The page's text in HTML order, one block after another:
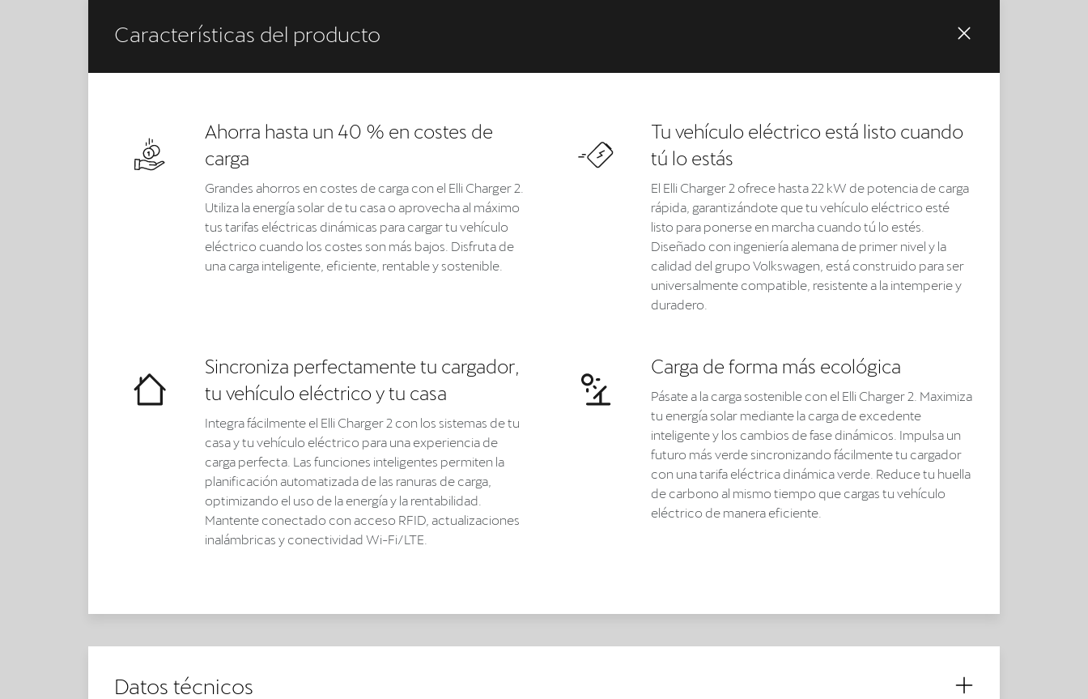
Características del producto
Ahorra hasta un 40 % en costes de
carga
Grandes ahorros en costes de carga con el Elli Charger 2.
Utiliza la energía solar de tu casa o aprovecha al máximo
tus tarifas eléctricas dinámicas para cargar tu vehículo
eléctrico cuando los costes son más bajos. Disfruta de
una carga inteligente, eficiente, rentable y sostenible.
Tu vehículo eléctrico está listo cuando
tú lo estás
El Elli Charger 2 ofrece hasta 22 kW de potencia de carga
rápida, garantizándote que tu vehículo eléctrico esté
listo para ponerse en marcha cuando tú lo estés.
Diseñado con ingeniería alemana de primer nivel y la
calidad del grupo Volkswagen, está construido para ser
universalmente compatible, resistente a la intemperie y
duradero.
Sincroniza perfectamente tu cargador,
tu vehículo eléctrico y tu casa
Integra fácilmente el Elli Charger 2 con los sistemas de tu
casa y tu vehículo eléctrico para una experiencia de
carga perfecta. Las funciones inteligentes permiten la
planificación automatizada de las ranuras de carga,
optimizando el uso de la energía y la rentabilidad.
Mantente conectado con acceso RFID, actualizaciones
inalámbricas y conectividad Wi-Fi/LTE.
Carga de forma más ecológica
Pásate a la carga sostenible con el Elli Charger 2. Maximiza
tu energía solar mediante la carga de excedente
inteligente y los cambios de fase dinámicos. Impulsa un
futuro más verde sincronizando fácilmente tu cargador
con una tarifa eléctrica dinámica verde. Reduce tu huella
de carbono al mismo tiempo que cargas tu vehículo
eléctrico de manera eficiente.
Datos técnicos